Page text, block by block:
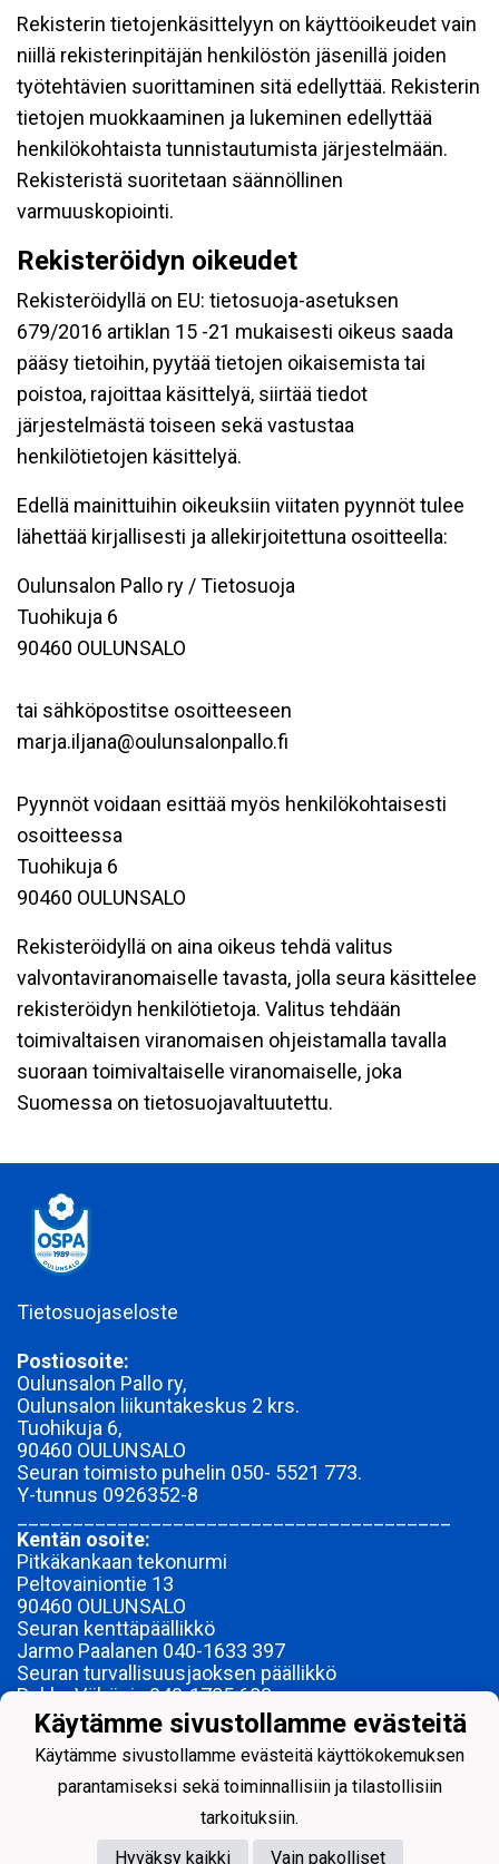
Rekisterin tietojenkäsittelyyn on käyttöoikeudet vain
niillä rekisterinpitäjän henkilöstön jäsenillä joiden
työtehtävien suorittaminen sitä edellyttää. Rekisterin
tietojen muokkaaminen ja lukeminen edellyttää
henkilökohtaista tunnistautumista järjestelmään.
Rekisteristä suoritetaan säännöllinen
varmuuskopiointi.
Rekisteröidyn oikeudet
Rekisteröidyllä on EU: tietosuoja-asetuksen
679/2016 artiklan 15 -21 mukaisesti oikeus saada
pääsy tietoihin, pyytää tietojen oikaisemista tai
poistoa, rajoittaa käsittelyä, siirtää tiedot
järjestelmästä toiseen sekä vastustaa
henkilötietojen käsittelyä.
Edellä mainittuihin oikeuksiin viitaten pyynnöt tulee
lähettää kirjallisesti ja allekirjoitettuna osoitteella:
Oulunsalon Pallo ry / Tietosuoja
Tuohikuja 6
90460 OULUNSALO
tai sähköpostitse osoitteeseen
marja.iljana@oulunsalonpallo.fi
Pyynnöt voidaan esittää myös henkilökohtaisesti
osoitteessa
Tuohikuja 6
90460 OULUNSALO
Rekisteröidyllä on aina oikeus tehdä valitus
valvontaviranomaiselle tavasta, jolla seura käsittelee
rekisteröidyn henkilötietoja. Valitus tehdään
toimivaltaisen viranomaisen ohjeistamalla tavalla
suoraan toimivaltaiselle viranomaiselle, joka
Suomessa on tietosuojavaltuutettu.
Tietosuojaseloste
Postiosoite:
Oulunsalon Pallo ry,
Oulunsalon liikuntakeskus 2 krs.
Tuohikuja 6,
90460 OULUNSALO
Seuran toimisto puhelin 050- 5521 773.
Y-tunnus 0926352-8
Kentän osoite:
Pitkäkankaan tekonurmi
Peltovainiontie 13
90460 OULUNSALO
Seuran kenttäpäällikkö
Jarmo Paalanen 040-1633 397
Seuran turvallisuusjaoksen päällikkö
Pekka Vähäoja 040-1785 683
________________________________________
© Oulunsalon Pallo ry 2023-
ME OLEMME OSPA YHDESSÄ.
Käytämme sivustollamme evästeitä
Käytämme sivustollamme evästeitä käyttökokemuksen
parantamiseksi sekä toiminnallisiin ja tilastollisiin
tarkoituksiin.
Hyväksy kaikki
Vain pakolliset